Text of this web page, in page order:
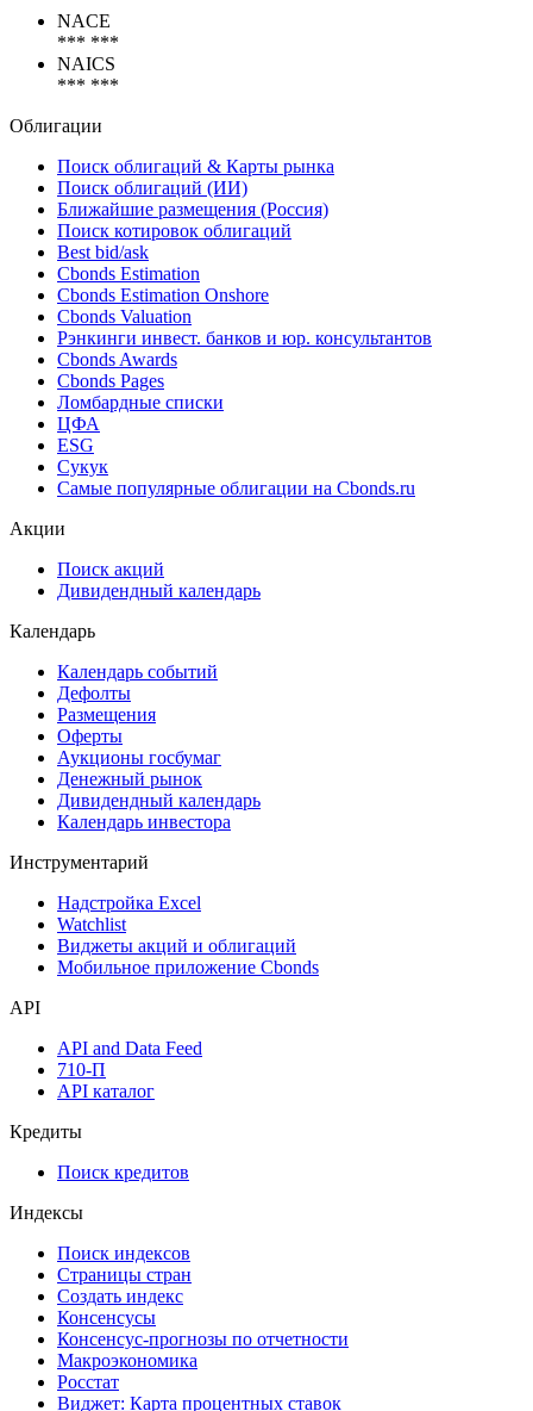
Коды
*** ***
*** ***
Облигации
Поиск облигаций & Карты рынка
Поиск облигаций (ИИ)
Ближайшие размещения (Россия)
Поиск котировок облигаций
Best bid/ask
Cbonds Estimation
Cbonds Estimation Onshore
Cbonds Valuation
Рэнкинги инвест. банков и юр. консультантов
Cbonds Awards
Cbonds Pages
Ломбардные списки
ESG
Самые популярные облигации на Cbonds.ru
Дивидендный календарь
Календарь
Календарь событий
Дефолты
Размещения
Оферты
Денежный рынок
Календарь инвестора
Инструментарий
Мобильное приложение Cbonds
API
API and Data Feed
API каталог
Кредиты
Поиск кредитов
Индексы
Поиск индексов
Страницы стран
Создать индекс
Консенсусы